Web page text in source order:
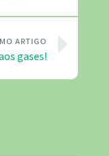
ARTIGO
gases!